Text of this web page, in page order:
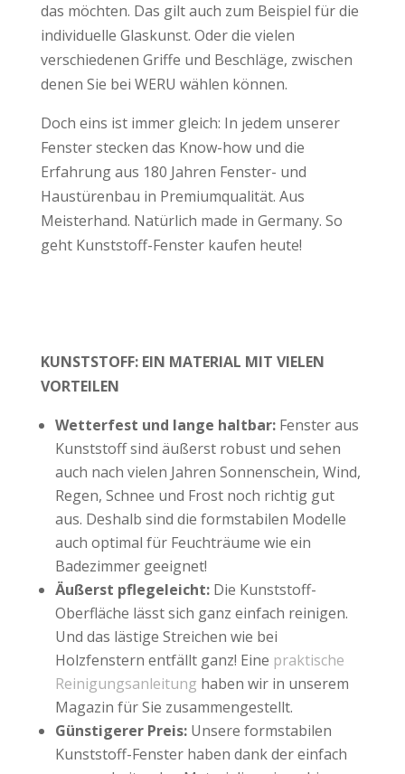
das möchten. Das gilt auch zum Beispiel für die
individuelle Glaskunst. Oder die vielen
verschiedenen Griffe und Beschläge, zwischen
denen Sie bei WERU wählen können.
Doch eins ist immer gleich: In jedem unserer
Fenster stecken das Know-how und die
Erfahrung aus 180 Jahren Fenster- und
Haustürenbau in Premiumqualität. Aus
Meisterhand. Natürlich made in Germany. So
geht Kunststoff-Fenster kaufen heute!
KUNSTSTOFF: EIN MATERIAL MIT VIELEN
VORTEILEN
Wetterfest und lange haltbar:Fenster aus
Kunststoff sind äußerst robust und sehen
auch nach vielen Jahren Sonnenschein, Wind,
Regen, Schnee und Frost noch richtig gut
aus. Deshalb sind die formstabilen Modelle
auch optimal für Feuchträume wie ein
Badezimmer geeignet!
Äußerst pflegeleicht:Die Kunststoff-
Oberfläche lässt sich ganz einfach reinigen.
Und das lästige Streichen wie bei
Holzfenstern entfällt ganz! Eine praktische
Reinigungsanleitung haben wir in unserem
Magazin für Sie zusammengestellt.
Günstigerer Preis:Unsere formstabilen
Kunststoff-Fenster haben dank der einfach